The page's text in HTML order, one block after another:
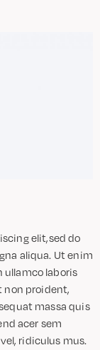
elit,sed do
aliqua. Ut enim
laboris
non proident,
massa quis
acer sem
ridiculus mus.